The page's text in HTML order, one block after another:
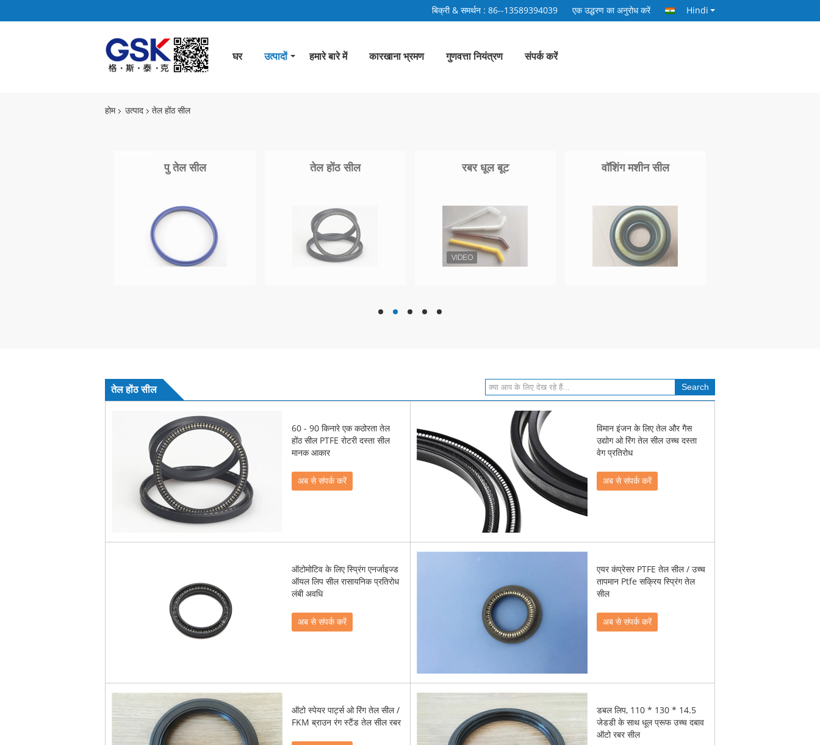
बिक्री & समर्थन : 86--13589394039 एक उद्धरण का अनुरोध करें Hindi
घर उत्पादों हमारे बारे में कारखाना भ्रमण गुणवत्ता नियंत्रण संपर्क करें
होम उत्पाद तेल होंठ सील
पु तेल सील तेल होंठ सील रबर धूल बूट वॉशिंग मशीन सील
hd hd hd hd hd
तेल होंठ सील
60 - 90 किनारे एक कठोरता तेल
होंठ सील PTFE रोटरी दस्ता सील
मानक आकार
अब से संपर्क करें
विमान इंजन के लिए तेल और गैस
उद्योग ओ रिंग तेल सील उच्च दस्ता
वेग प्रतिरोध
अब से संपर्क करें
ऑटोमोटिव के लिए स्प्रिंग एनर्जाइज्ड
ऑयल लिप सील रासायनिक प्रतिरोध
लंबी अवधि
अब से संपर्क करें
एयर कंप्रेसर PTFE तेल सील / उच्च
तापमान Ptfe सक्रिय स्प्रिंग तेल
सील
अब से संपर्क करें
ऑटो स्पेयर पार्ट्स ओ रिंग तेल सील /
FKM ब्राउन रंग स्टैंड तेल सील रबर
डबल लिप, 110 * 130 * 14.5
जेडडी के साथ धूल प्रूफ उच्च दबाव
ऑटो रबर सील